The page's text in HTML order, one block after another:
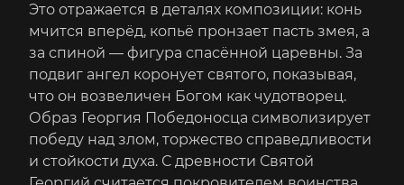
Это отражается в деталях композиции: конь
мчится вперёд, копьё пронзает пасть змея, а
за спиной — фигура спасённой царевны. За
подвиг ангел коронует святого, показывая,
что он возвеличен Богом как чудотворец.
Образ Георгия Победоносца символизирует
победу над злом, торжество справедливости
и стойкости духа. С древности Святой